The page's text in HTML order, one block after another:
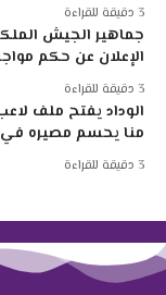
جماهير الجيش
الإعلان عن حكم
الوداد يفتح ملف
منا يحسم مصيره في